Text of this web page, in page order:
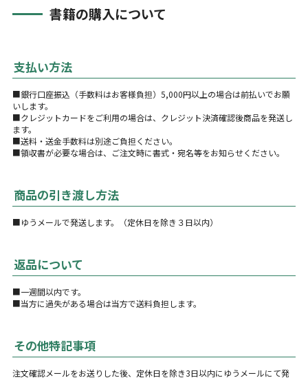
書籍の購入について
支払い方法
■銀行口座振込（手数料はお客様負担）5,000円以上の場合は前払いでお願
いします。
■クレジットカードをご利用の場合は、クレジット決済確認後商品を発送し
ます。
■送料・送金手数料は別途ご負担ください。
■領収書が必要な場合は、ご注文時に書式・宛名等をお知らせください。
商品の引き渡し方法
■ゆうメールで発送します。（定休日を除き３日以内）
返品について
■一週間以内です。
■当方に過失がある場合は当方で送料負担します。
その他特記事項
注文確認メールをお送りした後、定休日を除き3日以内にゆうメールにて発